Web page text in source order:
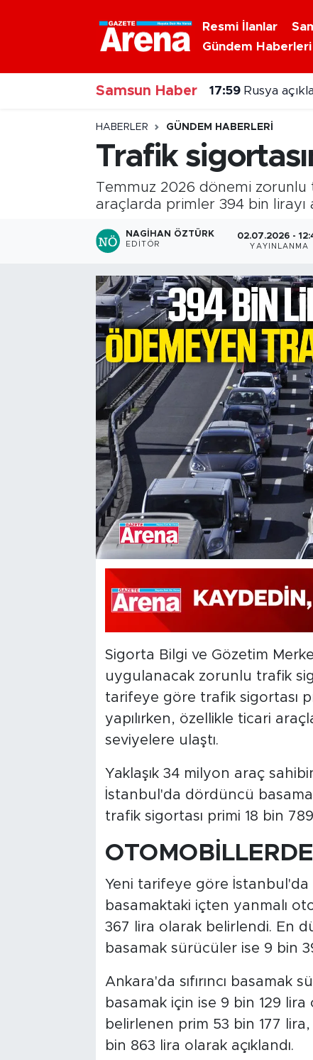
Resmi İlanlar
Gündem Haberleri
Samsun Haber
17:59 Rusya
HABERLER GÜNDEM HABERLERI
Trafik
Temmuz 2026 dönemi zorunlu
araçlarda primler 394 bin lirayı
NAGIHAN ÖZTÜRK
EDITÖR
02.07.2026 -
YAYINLANMA
Sigorta Bilgi ve Gözetim
uygulanacak zorunlu trafik
tarifeye göre trafik sigortası
yapılırken, özellikle ticari
seviyelere ulaştı.
Yaklaşık 34 milyon araç
İstanbul'da dördüncü
trafik sigortası primi 18 bin
Yeni tarifeye göre İstanbul'da
basamaktaki içten yanmalı
367 lira olarak belirlendi. En
basamak sürücüler ise 9 bin
Ankara'da sıfırıncı basamak
basamak için ise 9 bin 129
belirlenen prim 53 bin 177
bin 863 lira olarak açıklandı.
Nöbetçi Eczaneler
Hava Durumu
Samsun Namaz Vakitleri
Süper Lig Puan Durumu ve Fikstür
Tüm Manşetler
Haber Arşivi